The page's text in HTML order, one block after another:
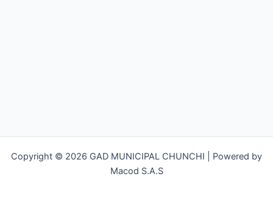
Copyright © 2026 GAD MUNICIPAL CHUNCHI | Powered by
Macod S.A.S